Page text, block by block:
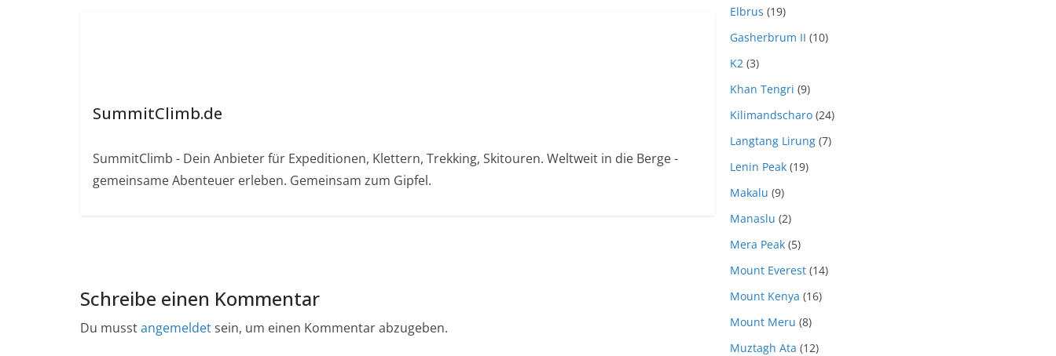
SummitClimb.de
SummitClimb - Dein Anbieter für Expeditionen, Klettern, Trekking, Skitouren. Weltweit in die Berge -
gemeinsame Abenteuer erleben. Gemeinsam zum Gipfel.
Schreibe einen Kommentar
Du musstangemeldetsein, um einen Kommentar abzugeben.
Elbrus (19)
Gasherbrum II (10)
K2 (3)
Khan Tengri (9)
Kilimandscharo (24)
Langtang Lirung (7)
Lenin Peak (19)
Makalu (9)
Manaslu (2)
Mera Peak (5)
Mount Everest (14)
Mount Kenya (16)
Mount Meru (8)
Muztagh Ata (12)